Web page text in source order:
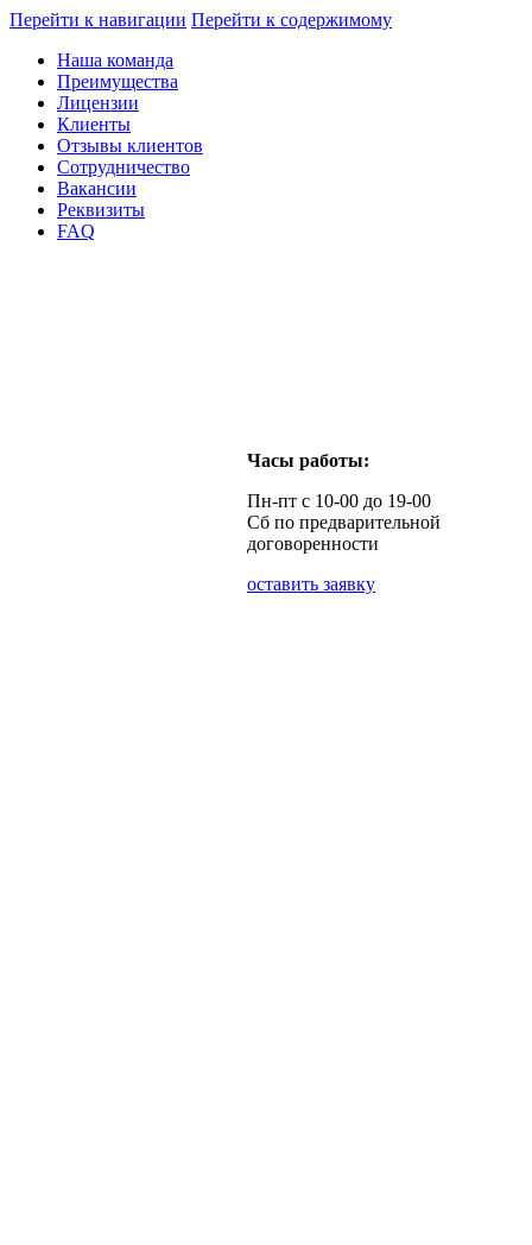
Перейти к навигации Перейти к содержимому
Наша команда
Преимущества
Лицензии
Клиенты
Отзывы клиентов
Сотрудничество
Вакансии
Реквизиты
FAQ
Часы работы:
Пн-пт с 10-00 до 19-00
Сб по предварительной
договоренности
оставить заявку